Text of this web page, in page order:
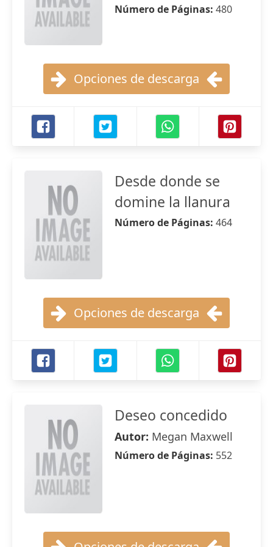
Número de Páginas: 480
Opciones de descarga
Desde donde se
domine la llanura
Número de Páginas: 464
Opciones de descarga
Deseo concedido
Autor: Megan Maxwell
Número de Páginas: 552